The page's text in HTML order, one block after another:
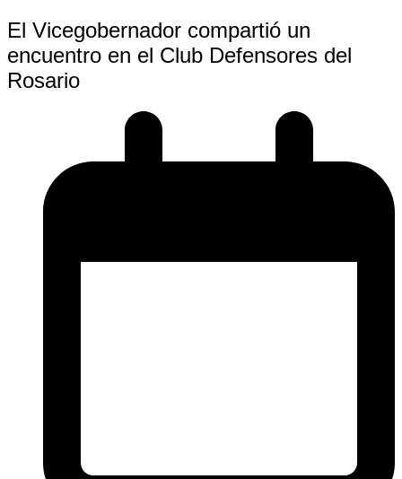
El Vicegobernador compartió un
encuentro en el Club Defensores del
Rosario